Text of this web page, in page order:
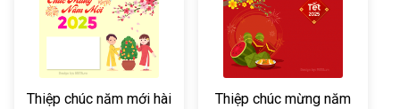
Thiệp chúc năm mới hài Thiệp chúc mừng năm